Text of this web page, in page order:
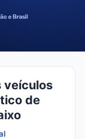
veículos
de